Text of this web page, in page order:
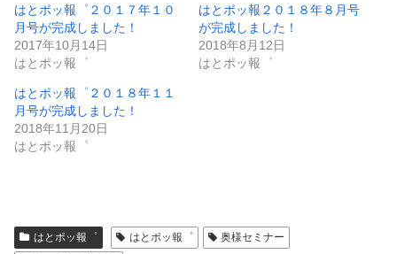
はとポッ報゜２０１７年１０
月号が完成しました！
2017年10月14日
はとポッ報゜
はとポッ報２０１８年８月号
が完成しました！
2018年8月12日
はとポッ報゜
はとポッ報゜２０１８年１１
月号が完成しました！
2018年11月20日
はとポッ報゜
はとポッ報゜ はとポッ報゜
奥様セミナー